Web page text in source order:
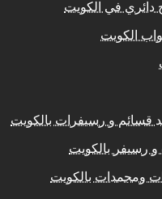
دائري في الكويت
الكويت
قسائم و رسيفرات بالكويت
رسيفر بالكويت
ومجمدات بالكويت